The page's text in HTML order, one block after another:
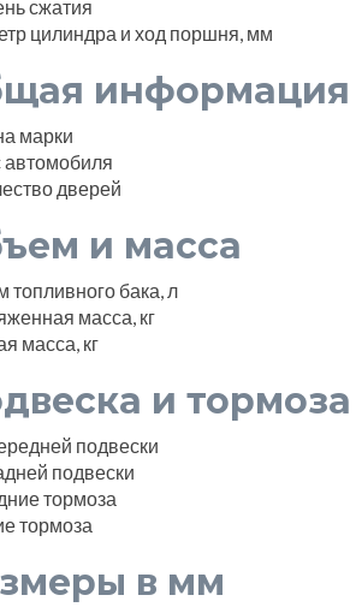
сжатия
цилиндра и ход поршня, мм
информация
марки
автомобиля
дверей
и масса
топливного бака, л
масса, кг
масса, кг
и тормоза
подвески
подвески
тормоза
тормоза
в мм